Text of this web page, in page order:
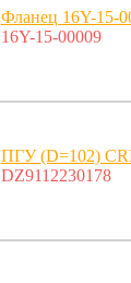
Фланец 16Y-15-
16Y-15-00009
ПГУ (D=102)
DZ9112230178